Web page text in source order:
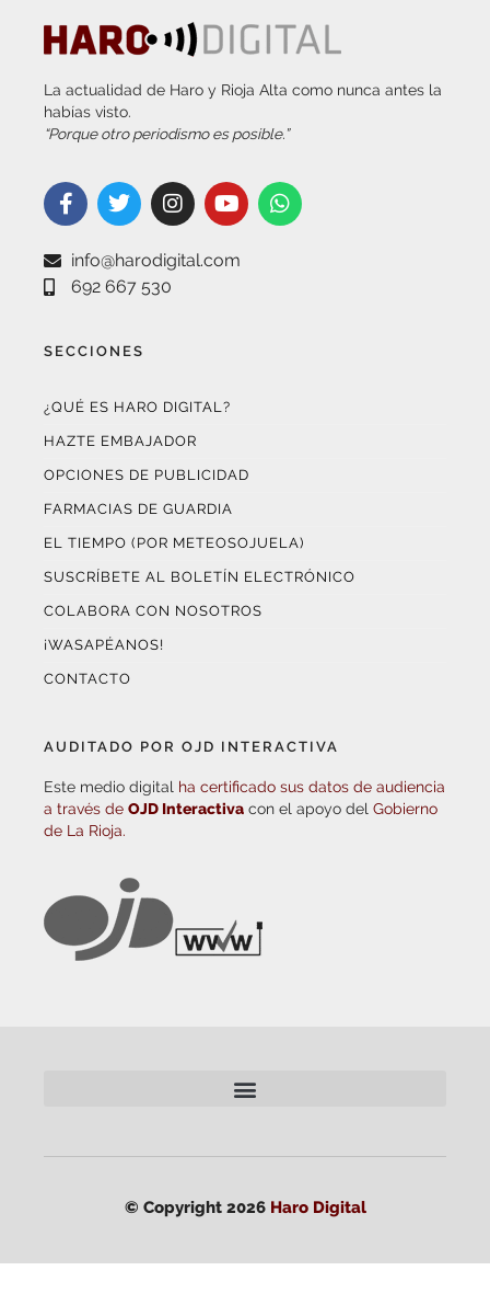
La actualidad de Haro y Rioja Alta como nunca antes la
habías visto.
“Porque otro periodismo es posible.”
info@harodigital.com
692 667 530
SECCIONES
¿QUÉ ES HARO DIGITAL?
HAZTE EMBAJADOR
OPCIONES DE PUBLICIDAD
FARMACIAS DE GUARDIA
EL TIEMPO (POR METEOSOJUELA)
SUSCRÍBETE AL BOLETÍN ELECTRÓNICO
COLABORA CON NOSOTROS
¡WASAPÉANOS!
CONTACTO
AUDITADO POR OJD INTERACTIVA
Este medio digital ha certificado sus datos de audiencia
a través de OJD Interactiva con el apoyo del Gobierno
de La Rioja.
© Copyright 2026 Haro Digital